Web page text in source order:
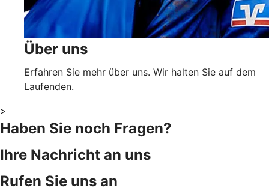
Über uns
Erfahren Sie mehr über uns. Wir halten Sie auf dem
Laufenden.
>
Haben Sie noch Fragen?
Ihre Nachricht an uns
Rufen Sie uns an